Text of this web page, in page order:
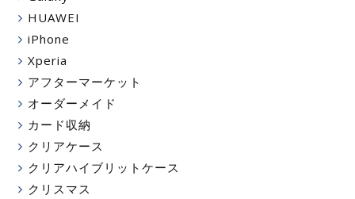
HUAWEI
iPhone
Xperia
アフターマーケット
オーダーメイド
カード収納
クリアケース
クリアハイブリットケース
クリスマス